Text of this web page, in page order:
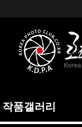
작품갤러리